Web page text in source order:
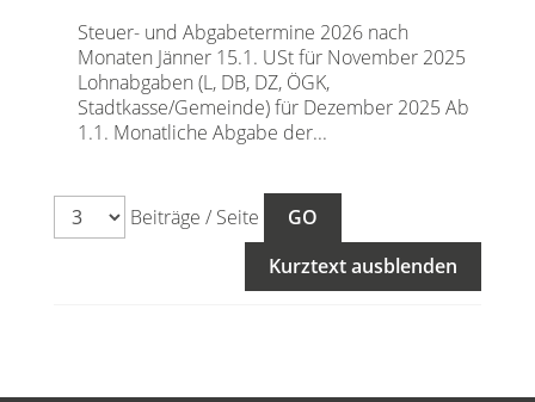
Steuer- und Abgabetermine 2026 nach
Monaten Jänner 15.1. USt für November 2025
Lohnabgaben (L, DB, DZ, ÖGK,
Stadtkasse/Gemeinde) für Dezember 2025 Ab
1.1. Monatliche Abgabe der...
Beiträge / Seite
Kurztext ausblenden